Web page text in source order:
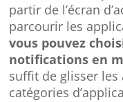
partir de l’écran
parcourir les
vous pouvez
notifications en
suffit de glisser
catégories